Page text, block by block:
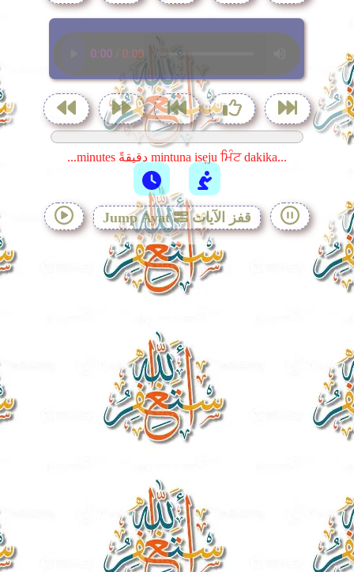
...minutes دقيقةً mintuna isẹju ਮਿੰਟ dakika...
Jump Ayat قفز الآيات